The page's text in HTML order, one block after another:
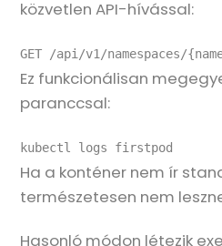
közvetlen API-hívással:
GET /api/v1/namespaces/
Ez funkcionálisan
paranccsal:
kubectl logs firstpod
Ha a konténer nem ír
természetesen nem
Hasonló módon létezik